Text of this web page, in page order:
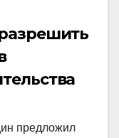
предложил